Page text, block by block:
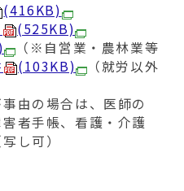
(416KB)
(525KB)
（※自営業・農林業等
(103KB)
（就労以外
由の場合は、医師の
者手帳、看護・介護
し可）